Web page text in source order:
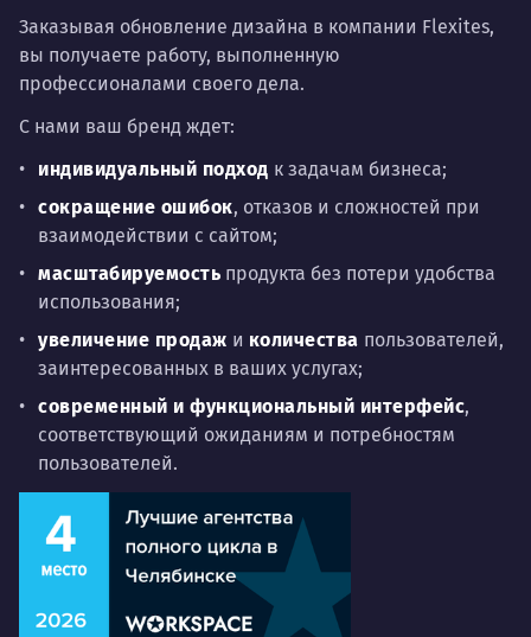
Заказывая обновление дизайна в компании Flexites,
вы получаете работу, выполненную
профессионалами своего дела.
С нами ваш бренд ждет:
индивидуальный подход к задачам бизнеса;
сокращение ошибок, отказов и сложностей при
взаимодействии с сайтом;
масштабируемость продукта без потери удобства
использования;
увеличение продаж и количества пользователей,
заинтересованных в ваших услугах;
современный и функциональный интерфейс,
соответствующий ожиданиям и потребностям
пользователей.